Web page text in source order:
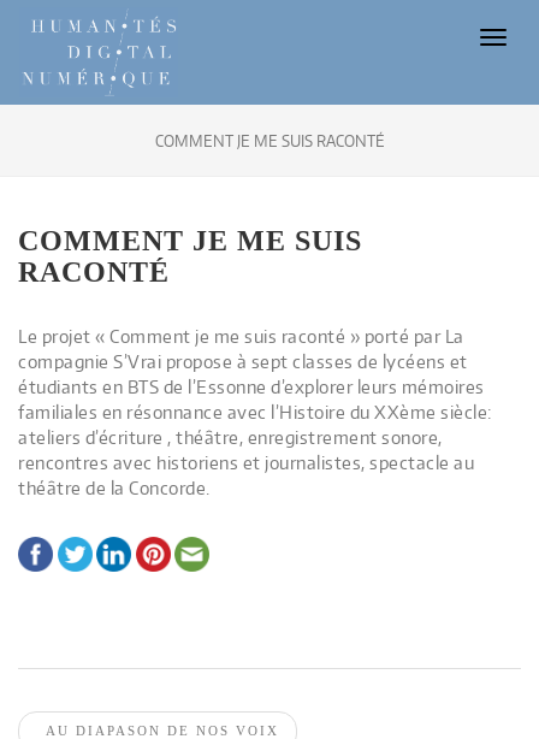
COMMENT JE ME SUIS RACONTÉ
COMMENT JE ME SUIS
RACONTÉ
Le projet « Comment je me suis raconté » porté par La
compagnie S’Vrai propose à sept classes de lycéens et
étudiants en BTS de l’Essonne d’explorer leurs mémoires
familiales en résonnance avec l’Histoire du XXème siècle:
ateliers d’écriture , théâtre, enregistrement sonore,
rencontres avec historiens et journalistes, spectacle au
théâtre de la Concorde.
AU DIAPASON DE NOS VOIX